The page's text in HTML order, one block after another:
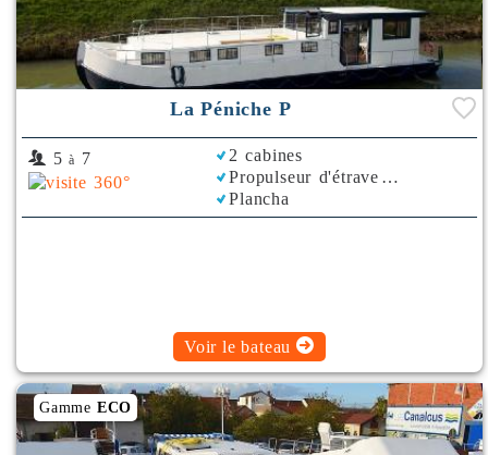
La Péniche P
5 à 7
2 cabines
Propulseur d'étrave
Plancha
Voir le bateau
Gamme ECO